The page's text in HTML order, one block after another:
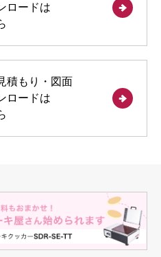
ロードは
積もり・図面
ロードは